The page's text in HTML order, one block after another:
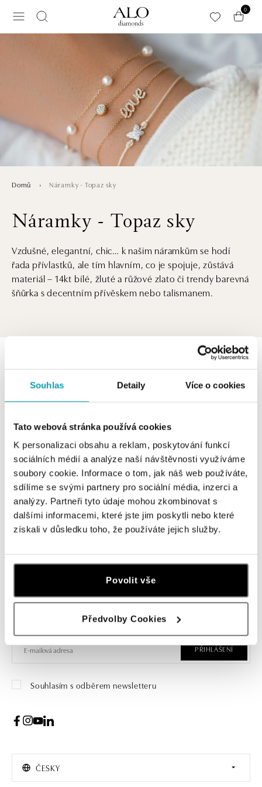
Souhlas Detaily Více o cookies
Tato webová stránka používá cookies
K personalizaci obsahu a reklam, poskytování funkcí
sociálních médií a analýze naší návštěvnosti využíváme
soubory cookie. Informace o tom, jak náš web používáte,
sdílíme se svými partnery pro sociální média, inzerci a
analýzy. Partneři tyto údaje mohou zkombinovat s
dalšími informacemi, které jste jim poskytli nebo které
získali v důsledku toho, že používáte jejich služby.
Povolit vše
Předvolby Cookies
0
Domů Náramky - Topaz sky
Náramky - Topaz sky
Vzdušné, elegantní, chic… k našim náramkům se hodí
řada přívlastků, ale tím hlavním, co je spojuje, zůstává
materiál – 14kt bílé, žluté a růžové zlato či trendy barevná
šňůrka s decentním přívěskem nebo talismanem.
FILTR
V katalogu nejsou žádné produkty.
Vzdušné, elegantní, chic… k našim náramkům se hodí
řada přívlastků, ale tím hlavním, co je spojuje, zůstává
materiál – 14kt bílé, žluté a růžové zlato či trendy barevná
šňůrka s decentním přívěskem nebo talismanem.
Přihlášení k odběru newsletteru
Objevte nejnovější kolekce, novinky a exkluzivní produkty.
PŘIHLÁŠENÍ
Souhlasím s odběrem newsletteru
ČESKY